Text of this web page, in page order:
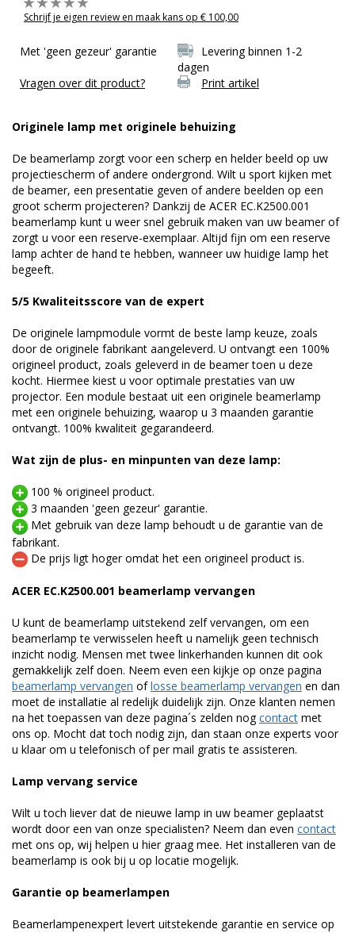
Schrijf je eigen review en maak kans op € 100,00
Met 'geen gezeur' garantie
Levering binnen 1-2
dagen
Vragen over dit product?
Print artikel
Originele lamp met originele behuizing
De beamerlamp zorgt voor een scherp en helder beeld op uw
projectiescherm of andere ondergrond. Wilt u sport kijken met
de beamer, een presentatie geven of andere beelden op een
groot scherm projecteren? Dankzij de ACER EC.K2500.001
beamerlamp kunt u weer snel gebruik maken van uw beamer of
zorgt u voor een reserve-exemplaar. Altijd fijn om een reserve
lamp achter de hand te hebben, wanneer uw huidige lamp het
begeeft.
5/5 Kwaliteitsscore van de expert
De originele lampmodule vormt de beste lamp keuze, zoals
door de originele fabrikant aangeleverd. U ontvangt een 100%
origineel product, zoals geleverd in de beamer toen u deze
kocht. Hiermee kiest u voor optimale prestaties van uw
projector. Een module bestaat uit een originele beamerlamp
met een originele behuizing, waarop u 3 maanden garantie
ontvangt. 100% kwaliteit gegarandeerd.
Wat zijn de plus- en minpunten van deze lamp:
100 % origineel product.
3 maanden 'geen gezeur' garantie.
Met gebruik van deze lamp behoudt u de garantie van de
fabrikant.
De prijs ligt hoger omdat het een origineel product is.
ACER EC.K2500.001 beamerlamp vervangen
U kunt de beamerlamp uitstekend zelf vervangen, om een
beamerlamp te verwisselen heeft u namelijk geen technisch
inzicht nodig. Mensen met twee linkerhanden kunnen dit ook
gemakkelijk zelf doen. Neem even een kijkje op onze pagina
beamerlamp vervangen oflosse beamerlamp vervangen en dan
moet de installatie al redelijk duidelijk zijn. Onze klanten nemen
na het toepassen van deze pagina´s zelden nogcontact met
ons op. Mocht dat toch nodig zijn, dan staan onze experts voor
u klaar om u telefonisch of per mail gratis te assisteren.
Lamp vervang service
Wilt u toch liever dat de nieuwe lamp in uw beamer geplaatst
wordt door een van onze specialisten? Neem dan even contact
met ons op, wij helpen u hier graag mee. Het installeren van de
beamerlamp is ook bij u op locatie mogelijk.
Garantie op beamerlampen
Beamerlampenexpert levert uitstekende garantie en service op